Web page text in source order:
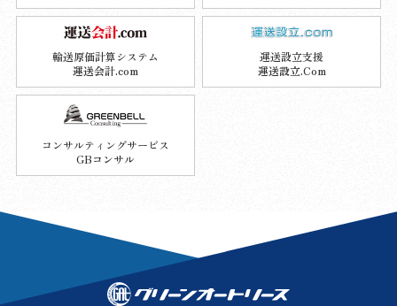
輸送原価計算システム
運送会計.com
運送設立支援
運送設立.Com
コンサルティングサービス
GBコンサル